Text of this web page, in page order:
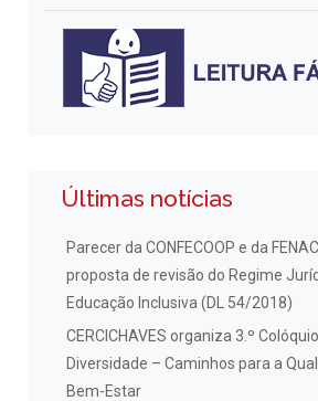
Últimas notícias
Parecer da CONFECOOP e da
proposta de revisão do Regime
Educação Inclusiva (DL 54/2018)
CERCICHAVES organiza 3.º
Diversidade – Caminhos para a
Bem-Estar